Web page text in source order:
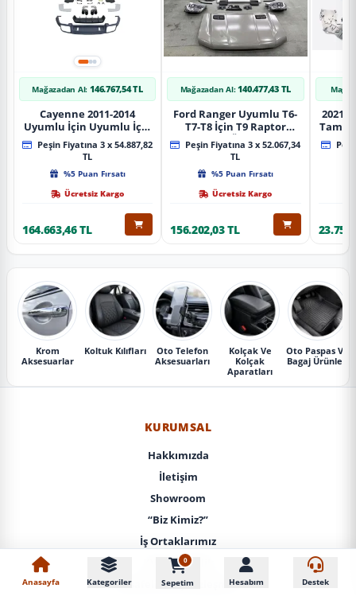
Mağazadan Al: 146.767,54 TL
Cayenne 2011-2014
Uyumlu İçin Uyumlu İçin
2019+ Bagaj Facelift
Parça
Peşin Fiyatına 3 x 54.887,82
TL
%5 Puan Fırsatı
Ücretsiz Kargo
164.663,46 TL
Mağazadan Al: 140.477,43 TL
Ford Ranger Uyumlu T6-
T7-T8 İçin T9 Raptor
Dönüşüm (Ön Arka Full)
Parça
Peşin Fiyatına 3 x 52.067,34
TL
%5 Puan Fırsatı
Ücretsiz Kargo
156.202,03 TL
2021+
Krom
Aksesuarlar
Koltuk Kılıfları
Oto Telefon
Aksesuarları
Kolçak Ve
Kolçak
Aparatları
Oto Paspas Ve
Bagaj Ürünleri
KURUMSAL
Hakkımızda
İletişim
Showroom
“Biz Kimiz?”
İş Ortaklarımız
KVKK / Gizlilik
Mesafeli Satış Sözleşmesi
Anasayfa Kategoriler
0
Sepetim Hesabım Destek